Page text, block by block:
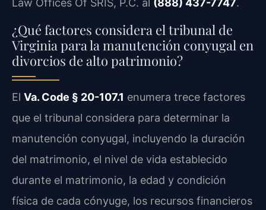
Law Offices Of SRIS, P.C. al (888) 437-7747.
¿Qué factores considera el tribunal de
Virginia para la manutención conyugal en
divorcios de alto patrimonio?
El Va. Code § 20-107.1 enumera trece factores
que el tribunal considera para determinar la
manutención conyugal, incluyendo la duración
del matrimonio, el nivel de vida establecido
durante el matrimonio, la edad y condición
física de cada cónyuge, los recursos financieros